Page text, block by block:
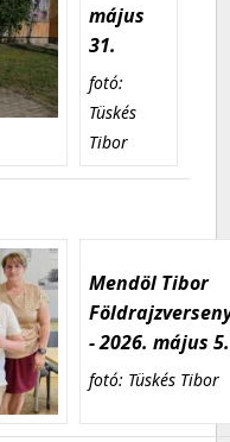
május
31.
fotó:
Tüskés
Tibor
Mendöl Tibor
- 2026. május 5.
fotó: Tüskés Tibor